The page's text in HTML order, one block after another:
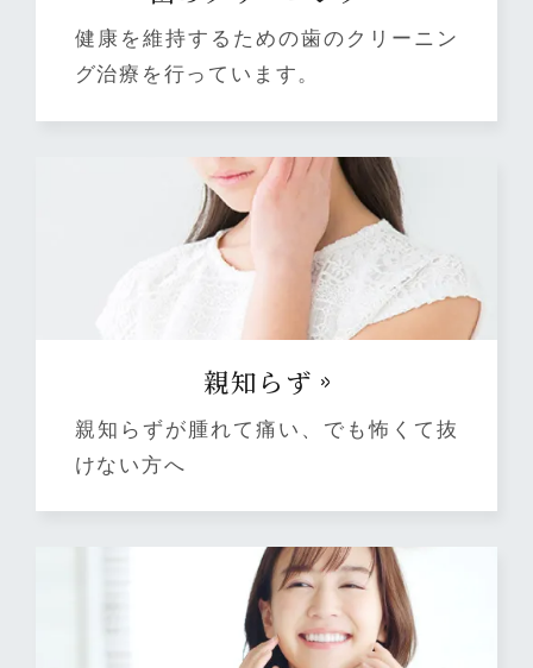
健康を維持するための歯のクリーニン
グ治療を行っています。
親知らず
親知らずが腫れて痛い、でも怖くて抜
けない方へ